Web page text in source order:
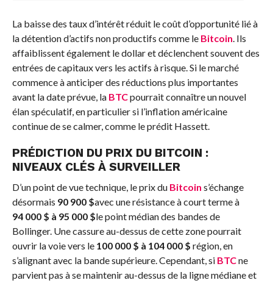
La baisse des taux d’intérêt réduit le coût d’opportunité lié à
la détention d’actifs non productifs comme le Bitcoin. Ils
affaiblissent également le dollar et déclenchent souvent des
entrées de capitaux vers les actifs à risque. Si le marché
commence à anticiper des réductions plus importantes
avant la date prévue, la BTCpourrait connaître un nouvel
élan spéculatif, en particulier si l’inflation américaine
continue de se calmer, comme le prédit Hassett.
PRÉDICTION DU PRIX DU BITCOIN :
NIVEAUX CLÉS À SURVEILLER
D’un point de vue technique, le prix du Bitcoin s’échange
désormais 90 900 $avec une résistance à court terme à
94 000 $ à 95 000 $le point médian des bandes de
Bollinger. Une cassure au-dessus de cette zone pourrait
ouvrir la voie vers le 100 000 $ à 104 000 $ région, en
s’alignant avec la bande supérieure. Cependant, si BTCne
parvient pas à se maintenir au-dessus de la ligne médiane et